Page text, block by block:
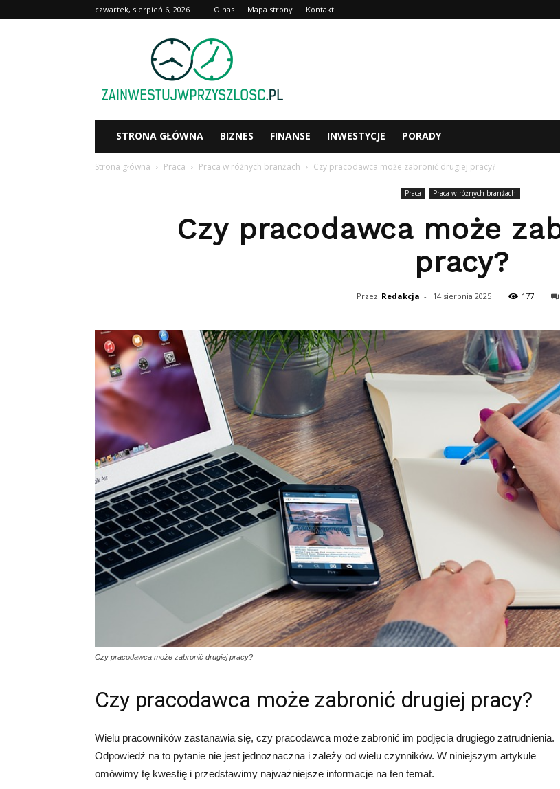
czwartek, sierpień 6, 2026 O nas Mapa strony Kontakt
Zainwestujwprzyszlosc.pl
STRONA GŁÓWNA BIZNES FINANSE INWESTYCJE PORADY
Strona główna Praca Praca w różnych branżach Czy pracodawca może zabronić drugiej pracy?
Praca Praca w różnych branżach
Czy pracodawca może
pracy?
Przez Redakcja - 14 sierpnia 2025 177
Czy pracodawca może zabronić drugiej pracy?
Czy pracodawca może zabronić drugiej pracy?
Wielu pracowników zastanawia się, czy pracodawca może zabronić im podjęcia drugiego zatrudnienia.
Odpowiedź na to pytanie nie jest jednoznaczna i zależy od wielu czynników. W niniejszym artykule
omówimy tę kwestię i przedstawimy najważniejsze informacje na ten temat.